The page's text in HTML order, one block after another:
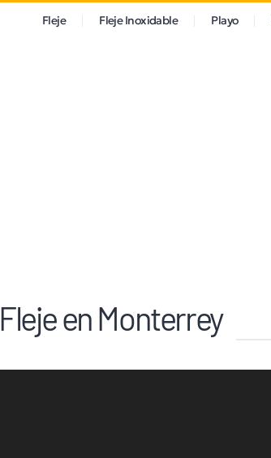
Fleje Fleje Inoxidable Playo
Fleje en Monterrey